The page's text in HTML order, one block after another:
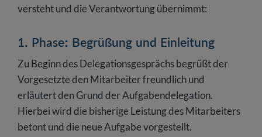
versteht und die Verantwortung übernimmt:
1. Phase: Begrüßung und Einleitung
Zu Beginn des Delegationsgesprächs begrüßt der
Vorgesetzte den Mitarbeiter freundlich und
erläutert den Grund der Aufgabendelegation.
Hierbei wird die bisherige Leistung des Mitarbeiters
betont und die neue Aufgabe vorgestellt.